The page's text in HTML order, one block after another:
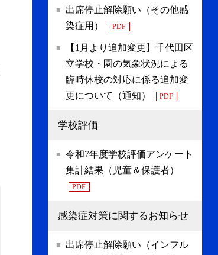
出席停止解除願い（その他感
染症用）
PDF
【1月より追加変更】千代田区
立学校・園の気象状況による
臨時休校の対応に係る追加変
更について（通知）
PDF
学校評価
令和7年度学校評価アンケート
集計結果（児童＆保護者）
PDF
感染症対策に関するお知らせ
出席停止解除願い（インフル